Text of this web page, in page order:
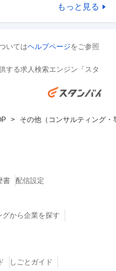
もっと見る
いてはヘルプページをご参照
する求人検索エンジン「スタ
その他（コンサルティング・
書 配信設定
グから企業を探す
しごとガイド